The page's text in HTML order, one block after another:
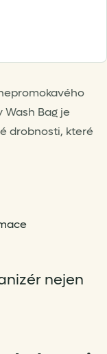
Wash Bag je
drobnosti, které
nejen